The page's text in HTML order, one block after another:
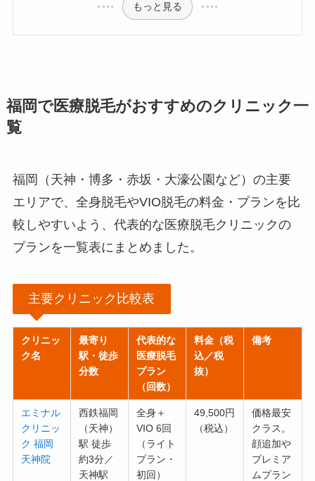
もっと見る
福岡で医療脱毛がおすすめのクリニック一
覧
福岡（天神・博多・赤坂・大濠公園など）の主要
エリアで、全身脱毛やVIO脱毛の料金・プランを比
較しやすいよう、代表的な医療脱毛クリニックの
プランを一覧表にまとめました。
主要クリニック比較表
クリニッ
ク名
最寄り
駅・徒歩
分数
代表的な
医療脱毛
プラン
（回数）
料金（税
込／税
抜）
備考
エミナル
クリニッ
ク 福岡
天神院
西鉄福岡
（天神）
駅 徒歩
約3分／
天神駅
全身＋
VIO 6回
（ライト
プラン・
初回）
49,500円
（税込）
価格最安
クラス。
顔追加や
プレミア
ムプラン